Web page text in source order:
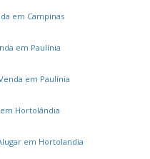
em Campinas
em Paulínia
em Paulínia
em Hortolândia
em Hortolandia